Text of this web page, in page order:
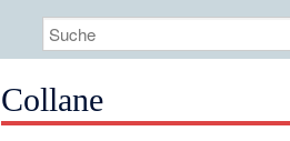
Collane